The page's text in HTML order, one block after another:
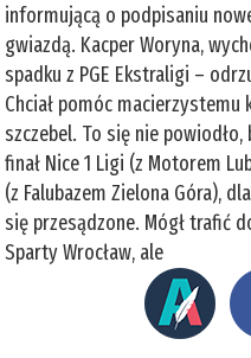
informującą o podpisaniu
gwiazdą. Kacper Woryna,
spadku z PGE Ekstraligi –
Chciał pomóc
szczebel. To się nie
finał Nice 1 Ligi (z Motorem
(z Falubazem Zielona Góra),
się przesądzone. Mógł trafić
Sparty Wrocław, ale